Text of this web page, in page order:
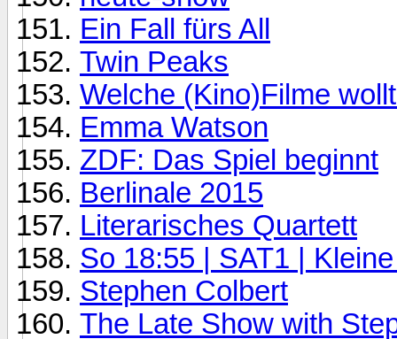
Ein Fall fürs All
Twin Peaks
Welche (Kino)Filme
Emma Watson
ZDF: Das Spiel beginnt
Berlinale 2015
Literarisches Quartett
So 18:55 | SAT1 |
Stephen Colbert
The Late Show with